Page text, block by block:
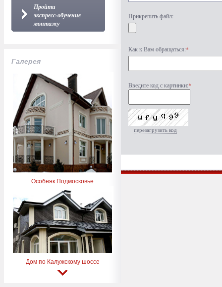
Пройти
экспресс-обучение
монтажу
Галерея
Особняк Подмосковье
Дом по Калужскому шоссе
Прикрепить файл:
Как к Вам обращаться:*
Введите код с картинки:*
перезагрузить код